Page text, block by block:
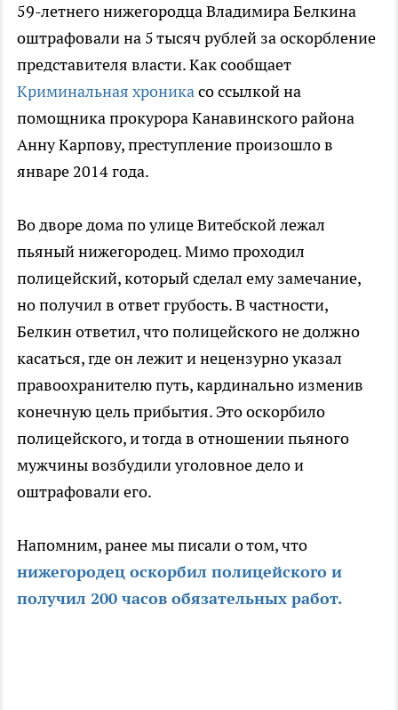
59-летнего нижегородца Владимира Белкина
оштрафовали на 5 тысяч рублей за оскорбление
представителя власти. Как сообщает
Криминальная хроникасо ссылкой на
помощника прокурора Канавинского района
Анну Карпову, преступление произошло в
январе 2014 года.
Во дворе дома по улице Витебской лежал
пьяный нижегородец. Мимо проходил
полицейский, который сделал ему замечание,
но получил в ответ грубость. В частности,
Белкин ответил, что полицейского не должно
касаться, где он лежит и нецензурно указал
правоохранителю путь, кардинально изменив
конечную цель прибытия. Это оскорбило
полицейского, и тогда в отношении пьяного
мужчины возбудили уголовное дело и
оштрафовали его.
Напомним, ранее мы писали о том, что
нижегородец оскорбил полицейского и
получил 200 часов обязательных работ.